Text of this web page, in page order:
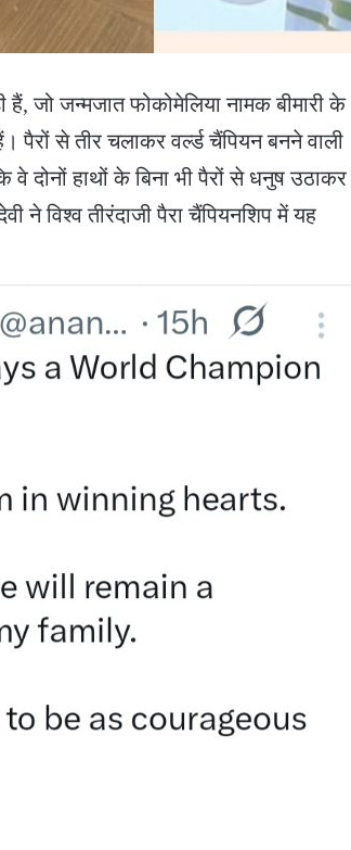
हैं, जो जन्मजात फोकोमेलिया नामक बीमारी के
पैरों से तीर चलाकर वर्ल्ड चैंपियन बनने वाली
दोनों हाथों के बिना भी पैरों से धनुष उठाकर
विश्व तीरंदाजी पैरा चैंपियनशिप में यह